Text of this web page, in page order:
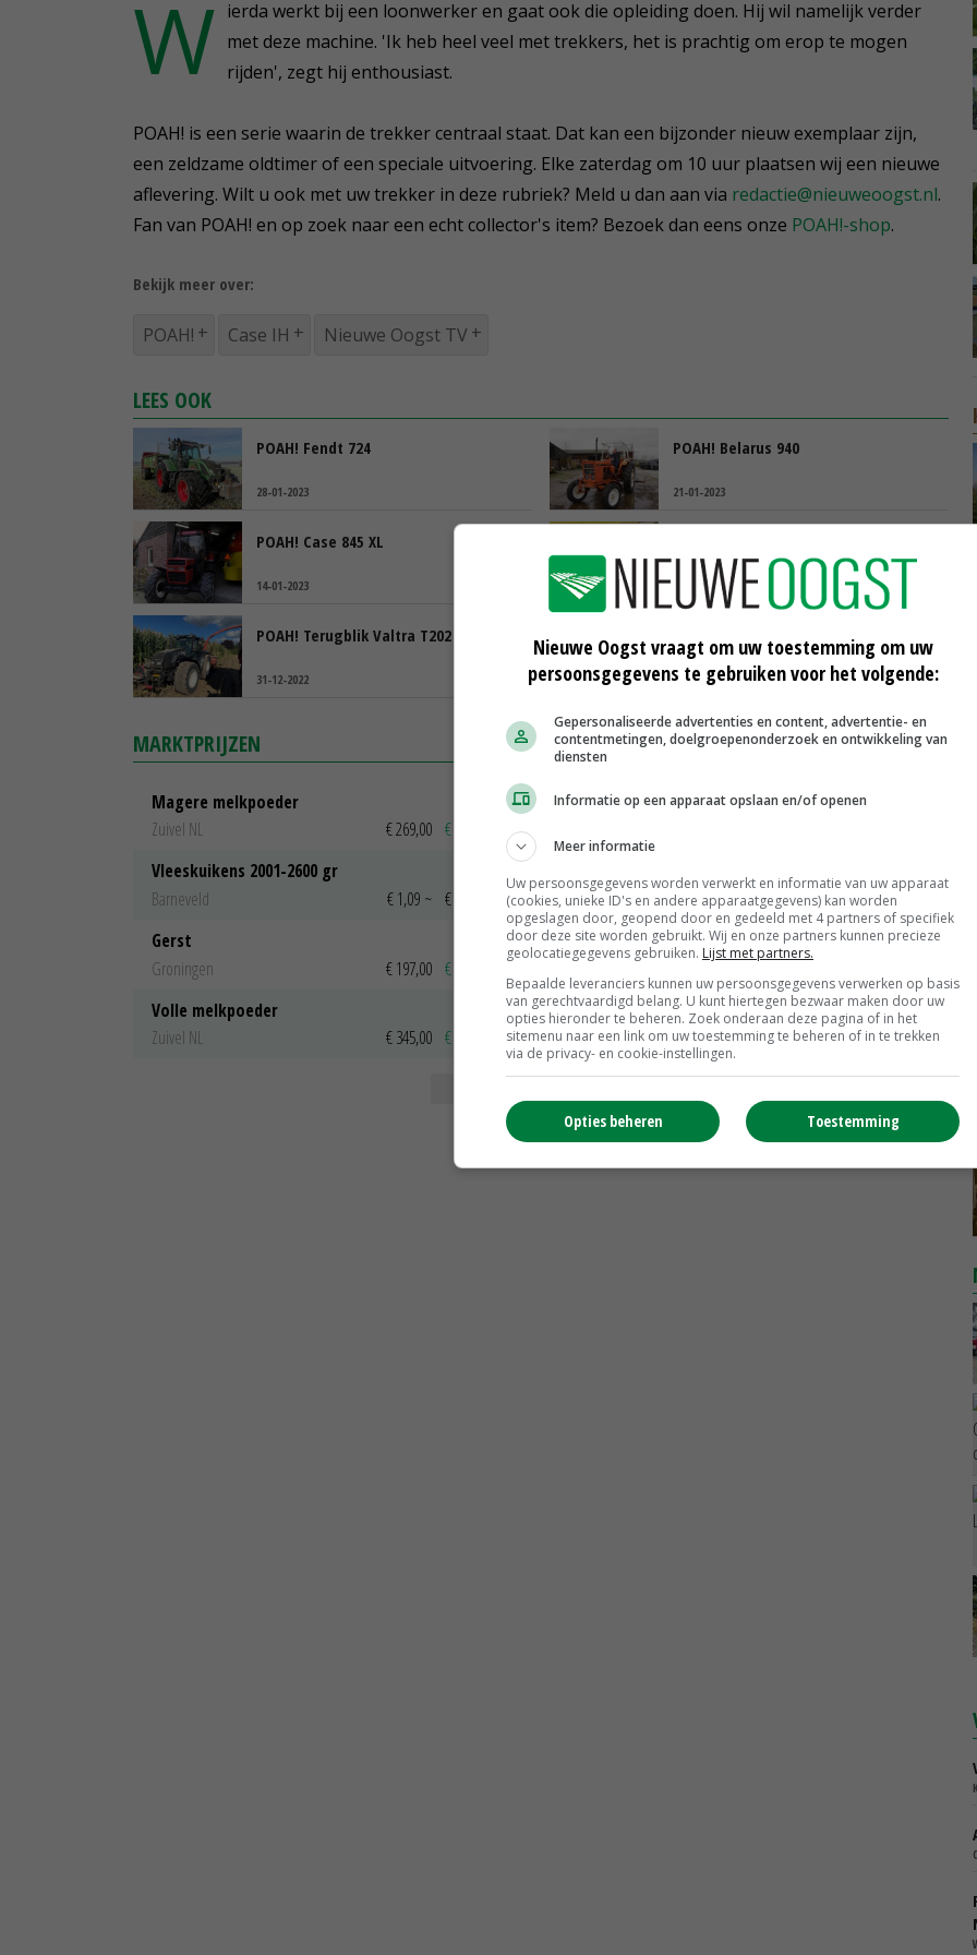
of
2
minutes,
57
W ierda werkt bij een loonwerker en gaat ook die opleiding doen. Hij wil namelijk verder
met deze machine. 'Ik heb heel veel met trekkers, het is prachtig om erop te mogen
rijden', zegt hij enthousiast.
POAH! is een serie waarin de trekker centraal staat. Dat kan een bijzonder nieuw exemplaar zijn,
een zeldzame oldtimer of een speciale uitvoering. Elke zaterdag om 10 uur plaatsen wij een nieuwe
aflevering. Wilt u ook met uw trekker in deze rubriek? Meld u dan aan via redactie@nieuweoogst.nl.
Fan van POAH! en op zoek naar een echt collector's item? Bezoek dan eens onze POAH!-shop.
Bekijk meer over:
POAH! Case IH Nieuwe Oogst TV
LEES OOK
POAH! Fendt 724
28-01-2023
POAH! Belarus 940
21-01-2023
POAH! Case 845 XL
14-01-2023 07-01-2023
POAH! Terugblik Valtra T202
31-12-2022
POAH! Terugblik International 1455 XL
24-12-2022
MARKTPRIJZEN
Magere melkpoeder
Zuivel NL
€ 269,00 € 7,00
Vleeskuikens 2001-2600 gr
Barneveld
€ 1,09 ~ € 1,11
Gerst
Groningen
€ 197,00 € 2,00
Volle melkpoeder
Zuivel NL
€ 345,00 € 20,00
Scharreleieren maat 59
PotatoNL
€ 15,00~ € 23,00
Uien Middenmeer Geel 30-60% grof
Noteringen
€ 0,00
DCA BestPigletPrice
Biggen weekprijzen
€ 26,50 € 0,50
Nieuwe Oogst vraagt om uw toestemming om uw
persoonsgegevens te gebruiken voor het volgende:
Gepersonaliseerde advertenties en content, advertentie- en
contentmetingen, doelgroepenonderzoek en ontwikkeling van
diensten
Informatie op een apparaat opslaan en/of openen
Meer informatie
Uw persoonsgegevens worden verwerkt en informatie van uw apparaat
(cookies, unieke ID's en andere apparaatgegevens) kan worden
opgeslagen door, geopend door en gedeeld met 4 partners of specifiek
door deze site worden gebruikt. Wij en onze partners kunnen precieze
geolocatiegegevens gebruiken. Lijst met partners.
Bepaalde leveranciers kunnen uw persoonsgegevens verwerken op basis
van gerechtvaardigd belang. U kunt hiertegen bezwaar maken door uw
opties hieronder te beheren. Zoek onderaan deze pagina of in het
sitemenu naar een link om uw toestemming te beheren of in te trekken
via de privacy- en cookie-instellingen.
Toestemming
Opties beheren